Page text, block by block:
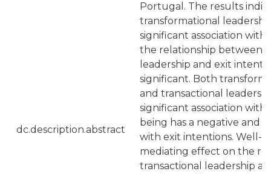
dc.description.abstract
Portugal. The results
transformational
significant association
the relationship between
leadership and exit
significant. Both
and transactional
significant association
being has a negative and
with exit intentions. Well-
mediating effect on the
transactional leadership